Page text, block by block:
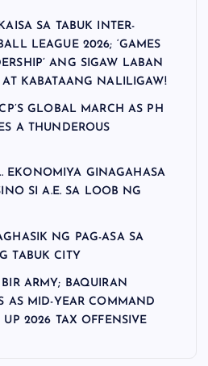
SA TABUK INTER-
LEAGUE 2026; ‘GAMES
ANG SIGAW LABAN
KABATAANG NALILIGAW!
GLOBAL MARCH AS PH
A THUNDEROUS
EKONOMIYA GINAGAHASA
SI A.E. SA LOOB NG
NG PAG-ASA SA
TABUK CITY
ARMY; BAQUIRAN
AS MID-YEAR COMMAND
UP 2026 TAX OFFENSIVE